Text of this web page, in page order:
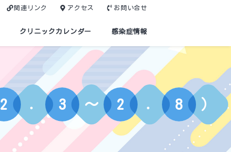
関連リンク アクセス お問い合せ
クリニックカレンダー 感染症情報
2 . 3 ～ 2 . 8 ）